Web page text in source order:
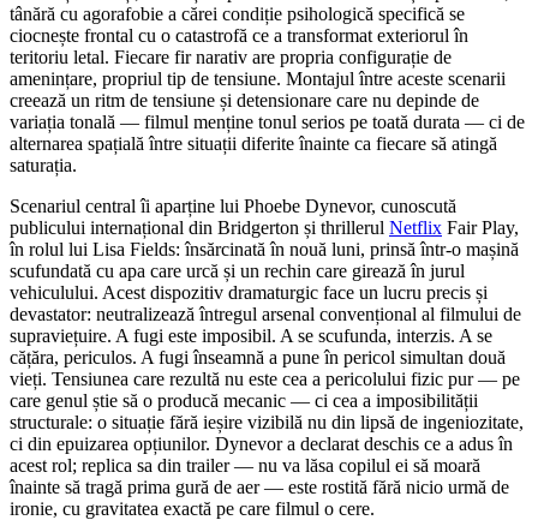
tânără cu agorafobie a cărei condiție psihologică specifică se
ciocnește frontal cu o catastrofă ce a transformat exteriorul în
teritoriu letal. Fiecare fir narativ are propria configurație de
amenințare, propriul tip de tensiune. Montajul între aceste scenarii
creează un ritm de tensiune și detensionare care nu depinde de
variația tonală — filmul menține tonul serios pe toată durata — ci de
alternarea spațială între situații diferite înainte ca fiecare să atingă
saturația.
Scenariul central îi aparține lui Phoebe Dynevor, cunoscută
publicului internațional din Bridgerton și thrillerul Netflix Fair Play,
în rolul lui Lisa Fields: însărcinată în nouă luni, prinsă într-o mașină
scufundată cu apa care urcă și un rechin care girează în jurul
vehiculului. Acest dispozitiv dramaturgic face un lucru precis și
devastator: neutralizează întregul arsenal convențional al filmului de
supraviețuire. A fugi este imposibil. A se scufunda, interzis. A se
cățăra, periculos. A fugi înseamnă a pune în pericol simultan două
vieți. Tensiunea care rezultă nu este cea a pericolului fizic pur — pe
care genul știe să o producă mecanic — ci cea a imposibilității
structurale: o situație fără ieșire vizibilă nu din lipsă de ingeniozitate,
ci din epuizarea opțiunilor. Dynevor a declarat deschis ce a adus în
acest rol; replica sa din trailer — nu va lăsa copilul ei să moară
înainte să tragă prima gură de aer — este rostită fără nicio urmă de
ironie, cu gravitatea exactă pe care filmul o cere.